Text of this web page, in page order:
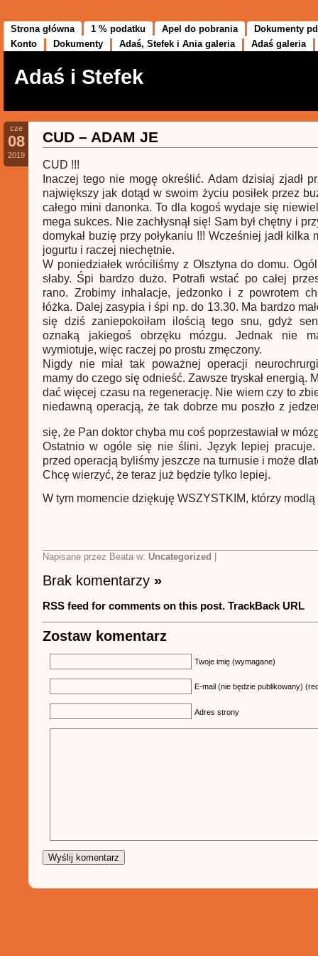
Strona główna 1 % podatku Apel do pobrania
Dokumenty
Konto
Dokumenty Adaś, Stefek i Ania galeria Adaś galeria
Adaś i Stefek
cze
08
2019
CUD – ADAM JE
CUD !!!
Inaczej tego nie mogę określić. Adam dzisiaj zjadł
największy jak dotąd w swoim życiu posiłek przez
całego mini danonka. To dla kogoś wydaje się
mega sukces. Nie zachłysnął się! Sam był chętny i
domykał buzię przy połykaniu !!! Wcześniej jadł kilka
jogurtu i raczej niechętnie.
W poniedziałek wróciliśmy z Olsztyna do domu.
słaby. Śpi bardzo dużo. Potrafi wstać po całej
rano. Zrobimy inhalacje, jedzonko i z powrotem
łóżka. Dalej zasypia i śpi np. do 13.30. Ma bardzo
się dziś zaniepokoiłam ilością tego snu, gdyż
oznaką jakiegoś obrzęku mózgu. Jednak nie
wymiotuje, więc raczej po prostu zmęczony.
Nigdy nie miał tak poważnej operacji
mamy do czego się odnieść. Zawsze tryskał energią.
dać więcej czasu na regenerację. Nie wiem czy to
niedawną operacją, że tak dobrze mu poszło z
się, że Pan doktor chyba mu coś poprzestawiał w
Ostatnio w ogóle się nie ślini. Język lepiej
przed operacją byliśmy jeszcze na turnusie i może
Chcę wierzyć, że teraz już będzie tylko lepiej.
W tym momencie dziękuję WSZYSTKIM, którzy
Napisane przez Beata w: Uncategorized
Brak komentarzy »
RSS feed for comments on this post. TrackBack URL
Zostaw komentarz
Twoje imię (wymagane)
E-mail (nie będzie publikowany)
Adres strony